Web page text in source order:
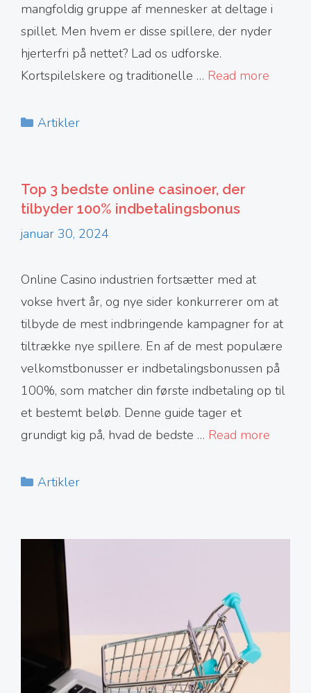
mangfoldig gruppe af mennesker at deltage i
spillet. Men hvem er disse spillere, der nyder
hjerterfri på nettet? Lad os udforske.
Kortspilelskere og traditionelle … Read more
Kategorier
Artikler
Top 3 bedste online casinoer, der
tilbyder 100% indbetalingsbonus
januar 30, 2024
Online Casino industrien fortsætter med at
vokse hvert år, og nye sider konkurrerer om at
tilbyde de mest indbringende kampagner for at
tiltrække nye spillere. En af de mest populære
velkomstbonusser er indbetalingsbonussen på
100%, som matcher din første indbetaling op til
et bestemt beløb. Denne guide tager et
grundigt kig på, hvad de bedste … Read more
Kategorier
Artikler